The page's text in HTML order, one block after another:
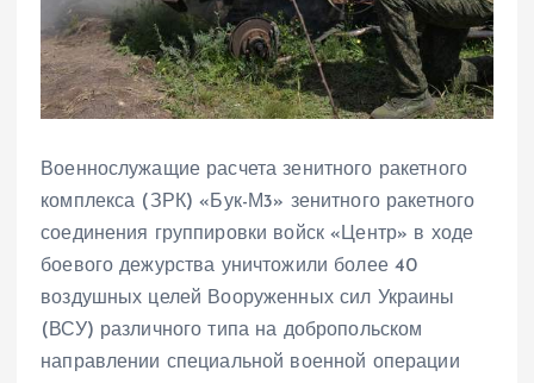
Военнослужащие расчета зенитного ракетного
комплекса (ЗРК) «Бук-М3» зенитного ракетного
соединения группировки войск «Центр» в ходе
боевого дежурства уничтожили более 40
воздушных целей Вооруженных сил Украины
(ВСУ) различного типа на добропольском
направлении специальной военной операции